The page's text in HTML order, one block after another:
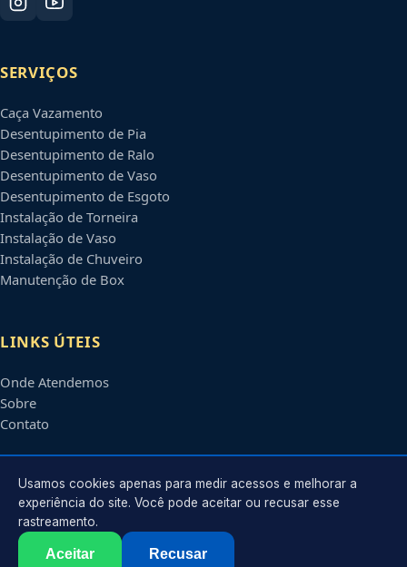
SERVIÇOS
Caça Vazamento
Desentupimento de Pia
Desentupimento de Ralo
Desentupimento de Vaso
Desentupimento de Esgoto
Instalação de Torneira
Instalação de Vaso
Instalação de Chuveiro
Manutenção de Box
LINKS ÚTEIS
Onde Atendemos
Sobre
Contato
CONTATO
Atendimento em
contato@encanadoremmanaus.com.br
Usamos cookies apenas para medir acessos e melhorar a
experiência do site. Você pode aceitar ou recusar esse
rastreamento.
Aceitar Recusar